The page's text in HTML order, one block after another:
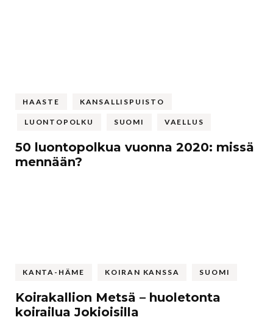
HAASTE KANSALLISPUISTO
LUONTOPOLKU SUOMI VAELLUS
50 luontopolkua vuonna 2020: missä
mennään?
KANTA-HÄME KOIRAN KANSSA SUOMI
Koirakallion Metsä – huoletonta
koirailua Jokioisilla